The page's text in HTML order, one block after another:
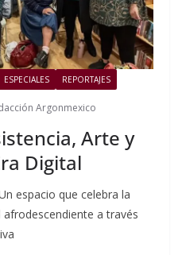
ESPECIALES REPORTAJES
Argonmexico
Arte y
Digital
espacio que celebra la
a través